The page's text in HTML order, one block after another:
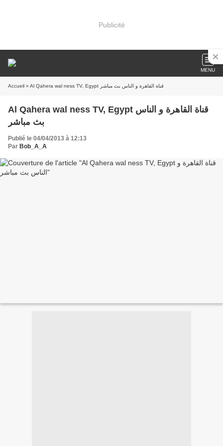
Publicité
MENU
Accueil » Al Qahera wal ness TV, Egypt قناة القاهرة و الناس بث مباشر
Al Qahera wal ness TV, Egypt قناة القاهرة و الناس
بث مباشر
Publié le 04/04/2013 à 12:13
Par Bob_A_A